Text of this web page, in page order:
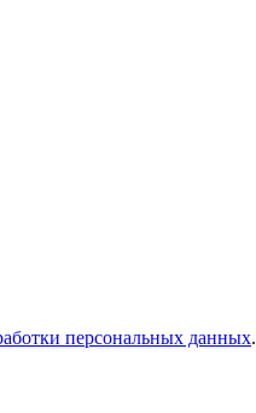
персональных данных.